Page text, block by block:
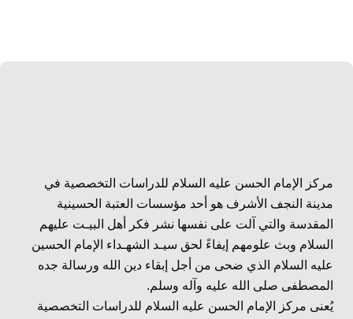
مركز الإمام الحسن عليه السلام للدراسات التخصصية في
مدينة النجف الأشرف هو أحد مؤسسات العتبة الحسينية
المقدسة والتي آلت على نفسها نشر فكر أهل البيـت عليهم
السلام وبث علومهم إيفاءً لحق سيـد الشهـداء الإمام الحسين
عليه السلام الذي ضحى من أجل إبقاء دين الله ورسالة جده
المصطفى صلى الله عليه وآله وسلم.
يُعنى مركز الإمام الحسن عليه السلام للدراسات التخصصية